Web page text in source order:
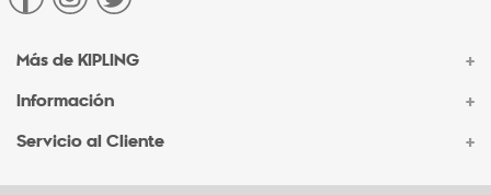
Más de KIPLING +
Acerca de Kipling
Sucursales
Información +
Contacto Corporativo
Servicio al Cliente +
Contacto